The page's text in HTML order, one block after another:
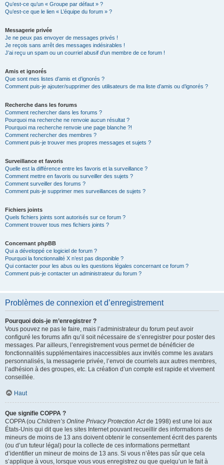
Qu’est-ce qu’un « Groupe par défaut » ?
Qu’est-ce que le lien « L’équipe du forum » ?
Messagerie privée
Je ne peux pas envoyer de messages privés !
Je reçois sans arrêt des messages indésirables !
J’ai reçu un spam ou un courriel abusif d’un membre de ce forum !
Amis et ignorés
Que sont mes listes d’amis et d’ignorés ?
Comment puis-je ajouter/supprimer des utilisateurs de ma liste d’amis ou d’ignorés ?
Recherche dans les forums
Comment rechercher dans les forums ?
Pourquoi ma recherche ne renvoie aucun résultat ?
Pourquoi ma recherche renvoie une page blanche ?!
Comment rechercher des membres ?
Comment puis-je trouver mes propres messages et sujets ?
Surveillance et favoris
Quelle est la différence entre les favoris et la surveillance ?
Comment mettre en favoris ou surveiller des sujets ?
Comment surveiller des forums ?
Comment puis-je supprimer mes surveillances de sujets ?
Fichiers joints
Quels fichiers joints sont autorisés sur ce forum ?
Comment trouver tous mes fichiers joints ?
Concernant phpBB
Qui a développé ce logiciel de forum ?
Pourquoi la fonctionnalité X n’est pas disponible ?
Qui contacter pour les abus ou les questions légales concernant ce forum ?
Comment puis-je contacter un administrateur du forum ?
Problèmes de connexion et d’enregistrement
Pourquoi dois-je m’enregistrer ?
Vous pouvez ne pas le faire, mais l’administrateur du forum peut avoir
configuré les forums afin qu’il soit nécessaire de s’enregistrer pour poster des
messages. Par ailleurs, l’enregistrement vous permet de bénéficier de
fonctionnalités supplémentaires inaccessibles aux invités comme les avatars
personnalisés, la messagerie privée, l’envoi de courriels aux autres membres,
l’adhésion à des groupes, etc. La création d’un compte est rapide et vivement
conseillée.
Haut
Que signifie COPPA ?
COPPA (ou Children’s Online Privacy Protection Actde 1998) est une loi aux
États-Unis qui dit que les sites Internet pouvant recueillir des informations de
mineurs de moins de 13 ans doivent obtenir le consentement écrit des parents
(ou d’un tuteur légal) pour la collecte de ces informations permettant
d’identifier un mineur de moins de 13 ans. Si vous n’êtes pas sûr que cela
s’applique à vous, lorsque vous vous enregistrez ou que quelqu’un le fait à